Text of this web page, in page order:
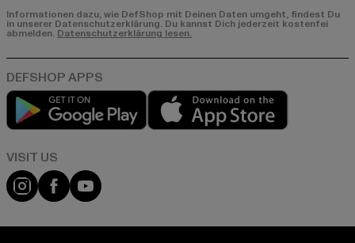
Informationen dazu, wie DefShop mit Deinen Daten umgeht, findest Du
in unserer Datenschutzerklärung. Du kannst Dich jederzeit kostenfei
abmelden. Datenschutzerklärung lesen.
Play market
Visit our Instagram page:
Visit our Facebook page:
Visit our YouTube channel: